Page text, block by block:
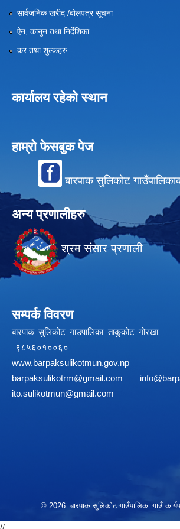
सार्वजनिक खरीद /बोलपत्र सूचना
ऐन, कानुन तथा निर्देशिका
कर तथा शुल्कहरु
कार्यालय रहेको स्थान
हाम्रो फेसबुक पेज
बारपाक सुलिकोट
अन्य प्रणालीहरु
श्रम संसार प्रणाली
सम्पर्क विवरण
बारपाक सुलिकोट गाउपालिका
९८५६०१००६०
www.barpaksulikotmun.gov.np
barpaksulikotrm@gmail.com
ito.sulikotmun@gmail.com
© 2026 बारपाक सुलिकोट गाउँपालिका गाउँ
//